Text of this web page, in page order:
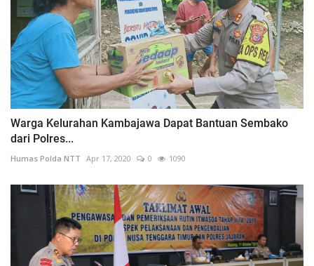
Warga Kelurahan Kambajawa Dapat Bantuan Sembako
dari Polres...
Humas Polda NTT Apr 17, 2020 0 1090